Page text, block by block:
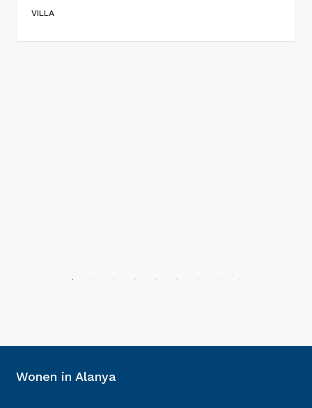
VILLA
Wonen in Alanya